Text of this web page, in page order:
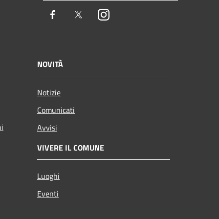
Facebook TwitterInstagram
NOVITÀ
Notizie
Comunicati
Avvisi
VIVERE IL COMUNE
Luoghi
Eventi